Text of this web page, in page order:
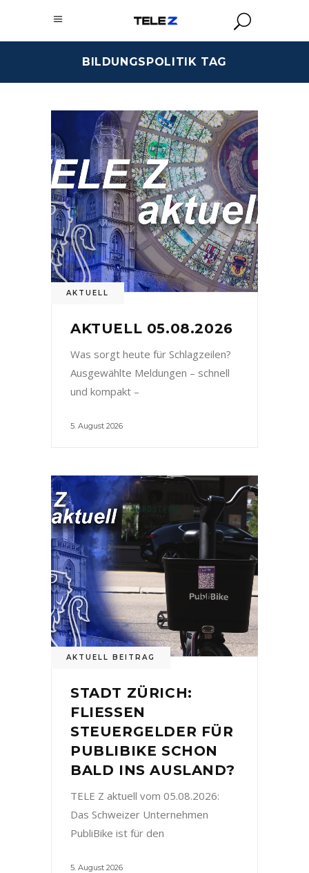
BILDUNGSPOLITIK TAG
AKTUELL
AKTUELL 05.08.2026
Was sorgt heute für Schlagzeilen?
Ausgewählte Meldungen – schnell
und kompakt –
5. August 2026
AKTUELL BEITRAG
STADT ZÜRICH:
FLIESSEN
STEUERGELDER FÜR
PUBLIBIKE SCHON
BALD INS AUSLAND?
TELE Z aktuell vom 05.08.2026:
Das Schweizer Unternehmen
PubliBike ist für den
5. August 2026